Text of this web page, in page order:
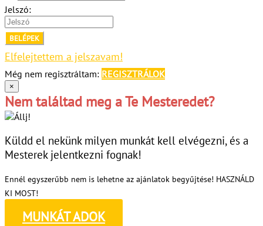
Jelszó:
BELÉPEK
Elfelejtettem a jelszavam!
Még nem regisztráltam: REGISZTRÁLOK
×
Nem találtad meg a Te Mesteredet?
Küldd el nekünk milyen munkát kell elvégezni, és a
Mesterek jelentkezni fognak!
Ennél egyszerűbb nem is lehetne az ajánlatok begyűjtése! HASZNÁLD
KI MOST!
MUNKÁT ADOK